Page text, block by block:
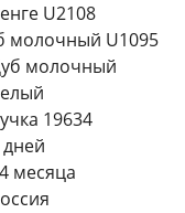
U2108
молочный U1095
молочный
19634
месяца